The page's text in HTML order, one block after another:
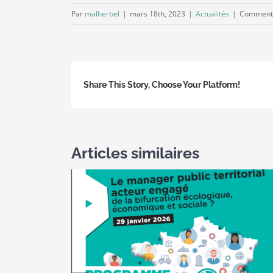
Par malherbel | mars 18th, 2023 | Actualités |
Share This Story, Choose Your Platform!
Articles similaires